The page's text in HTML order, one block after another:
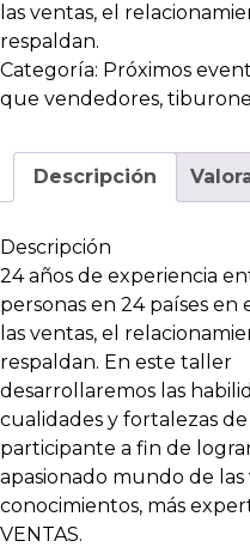
las ventas, el
respaldan.
Categoría: Próximos
que vendedores,
Descripción
Descripción
24 años de experiencia
personas en 24 países en
las ventas, el
respaldan. En este taller
desarrollaremos las
cualidades y fortalezas de
participante a fin de
apasionado mundo de las
conocimientos, más
VENTAS.